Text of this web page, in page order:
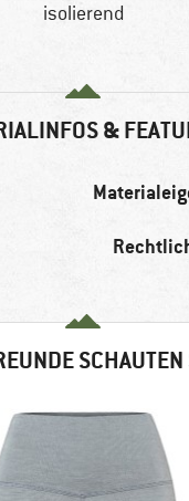
isolierend
&